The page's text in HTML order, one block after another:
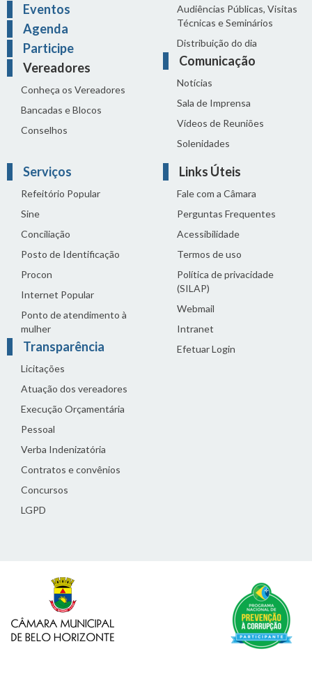
Eventos
Agenda
Participe
Vereadores
Conheça os Vereadores
Bancadas e Blocos
Conselhos
Audiências Públicas, Visitas
Técnicas e Seminários
Distribuição do dia
Comunicação
Notícias
Sala de Imprensa
Vídeos de Reuniões
Solenidades
Serviços
Refeitório Popular
Sine
Conciliação
Posto de Identificação
Procon
Internet Popular
Ponto de atendimento à
mulher
Transparência
Licitações
Atuação dos vereadores
Execução Orçamentária
Pessoal
Verba Indenizatória
Contratos e convênios
Concursos
LGPD
Links Úteis
Fale com a Câmara
Perguntas Frequentes
Acessibilidade
Termos de uso
Política de privacidade
(SILAP)
Webmail
Intranet
Efetuar Login